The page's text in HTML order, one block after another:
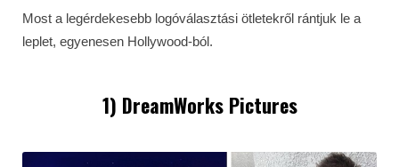
Most a legérdekesebb logóválasztási ötletekről rántjuk le a
leplet, egyenesen Hollywood-ból.
1) DreamWorks Pictures